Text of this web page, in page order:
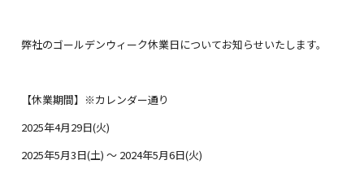
弊社のゴールデンウィーク休業日についてお知らせいたします。
【休業期間】※カレンダー通り
2025年4月29日(火)
2025年5月3日(土) 〜 2024年5月6日(火)